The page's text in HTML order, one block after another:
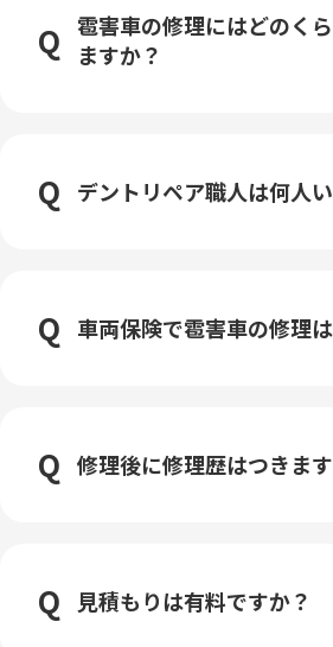
雹害車の修理にはどのく
ますか？
デントリペア職人は何人
車両保険で雹害車の修理
修理後に修理歴はつきま
見積もりは有料ですか？